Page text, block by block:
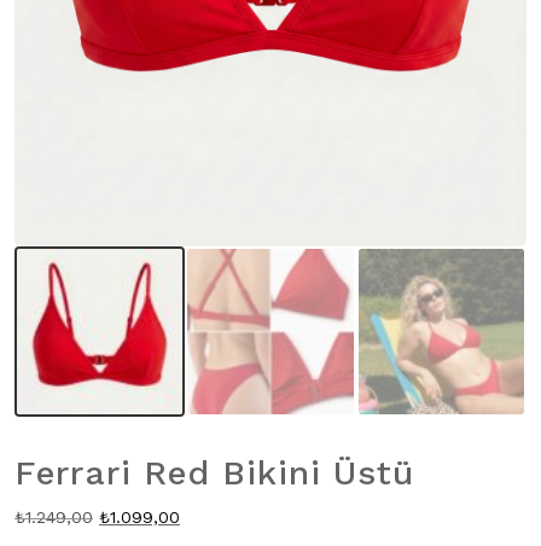
Ferrari Red Bikini Üstü
₺1.249,00 Orijinal
₺1.099,00